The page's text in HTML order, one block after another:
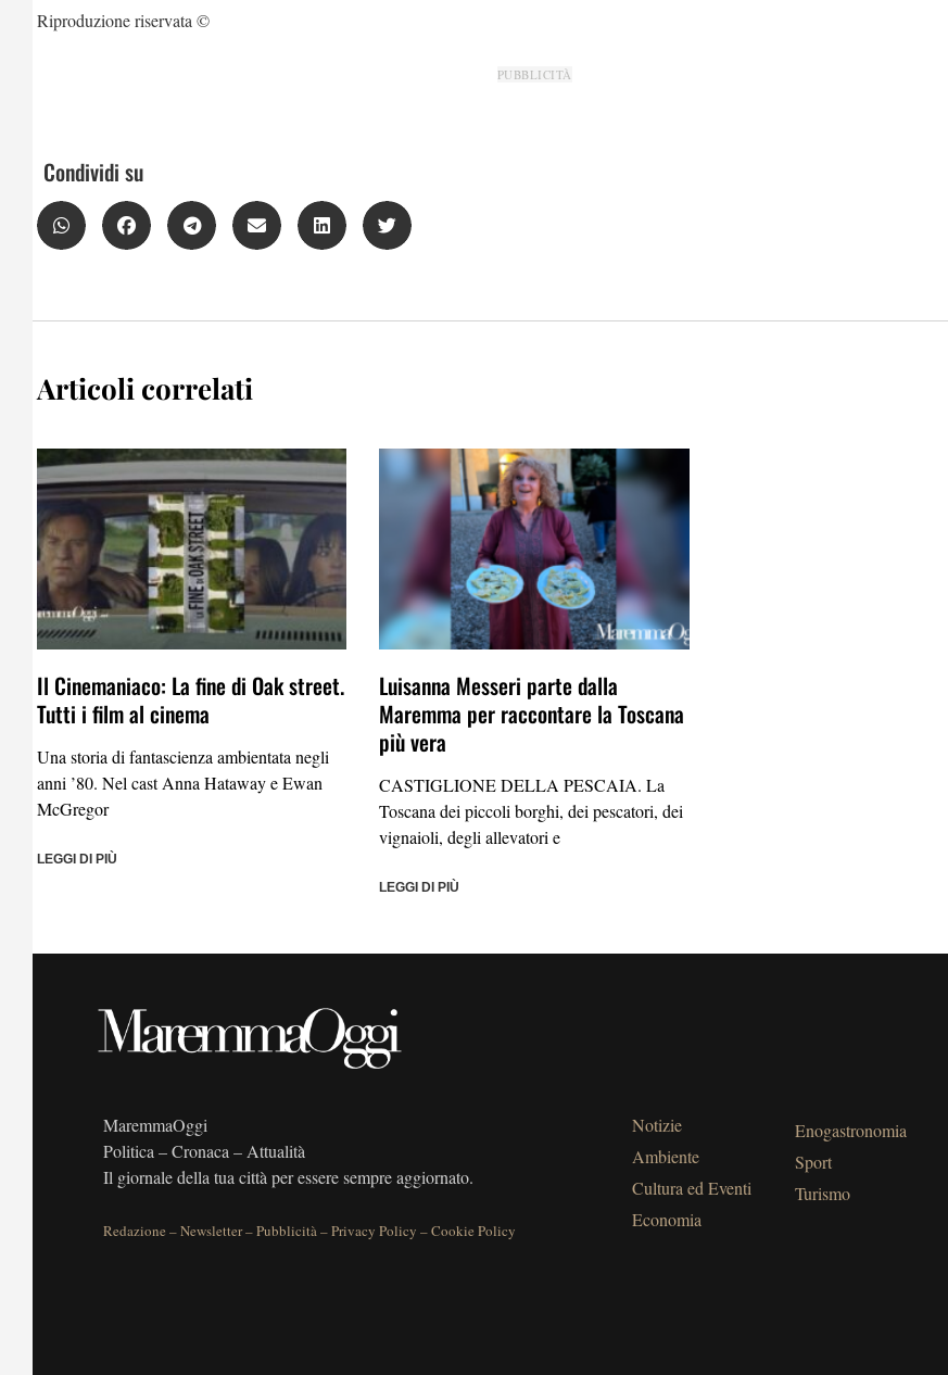
Riproduzione riservata ©
PUBBLICITÀ
Condividi su
Articoli correlati
Il Cinemaniaco: La fine di Oak street.
Tutti i film al cinema
Una storia di fantascienza ambientata negli
anni ’80. Nel cast Anna Hataway e Ewan
McGregor
LEGGI DI PIÙ
Luisanna Messeri parte dalla
Maremma per raccontare la Toscana
più vera
CASTIGLIONE DELLA PESCAIA. La
Toscana dei piccoli borghi, dei pescatori, dei
vignaioli, degli allevatori e
LEGGI DI PIÙ
MaremmaOggi
Politica – Cronaca – Attualità
Il giornale della tua città per essere sempre aggiornato.
Redazione –Newsletter–Pubblicità–Privacy Policy –Cookie Policy
Notizie
Ambiente
Cultura ed Eventi
Economia
Enogastronomia
Sport
Turismo